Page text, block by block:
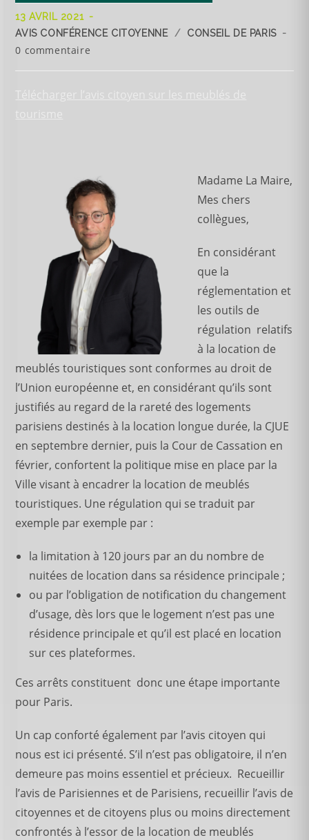
13 AVRIL 2021
AVIS CONFÉRENCE CITOYENNE
/ CONSEIL DE PARIS
0 commentaire
Télécharger l’avis citoyen sur les meublés de
tourisme
Madame La Maire,
Mes chers
collègues,
En considérant
que la
réglementation et
les outils de
régulation relatifs
à la location de
meublés touristiques sont conformes au droit de
l’Union européenne et, en considérant qu’ils sont
justifiés au regard de la rareté des logements
parisiens destinés à la location longue durée, la CJUE
en septembre dernier, puis la Cour de Cassation en
février, confortent la politique mise en place par la
Ville visant à encadrer la location de meublés
touristiques. Une régulation qui se traduit par
exemple par exemple par :
la limitation à 120 jours par an du nombre de
nuitées de location dans sa résidence principale ;
ou par l’obligation de notification du changement
d’usage, dès lors que le logement n’est pas une
résidence principale et qu’il est placé en location
sur ces plateformes.
Ces arrêts constituent donc une étape importante
pour Paris.
Un cap conforté également par l’avis citoyen qui
nous est ici présenté. S’il n’est pas obligatoire, il n’en
demeure pas moins essentiel et précieux. Recueillir
l’avis de Parisiennes et de Parisiens, recueillir l’avis de
citoyennes et de citoyens plus ou moins directement
confrontés à l’essor de la location de meublés